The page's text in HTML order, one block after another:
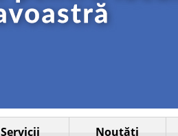
Servicii
Noutăți